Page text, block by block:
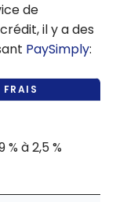
de
il y a des
PaySimply:
FRAIS
% à 2,5 %